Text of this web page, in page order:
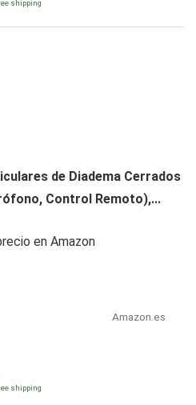
shipping
de Diadema Cerrados
Control Remoto),...
en Amazon
Amazon.es
shipping